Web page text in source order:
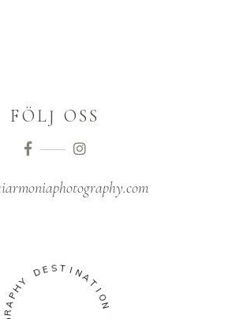
FÖLJ OSS
DE S T I NAT
I
O
N
R
A
P
H
Y